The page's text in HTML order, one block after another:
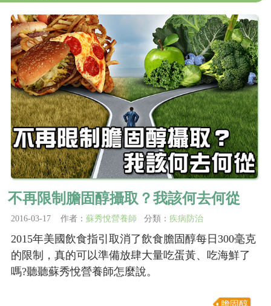
不再限制膽固醇攝取？我該何去何從
2016-03-17 作者： 蘇秀悅營養師 分類： 疾病防治
2015年美國飲食指引取消了飲食膽固醇每日300毫克
的限制，真的可以準備放肆大量吃蛋黃、吃海鮮了
嗎?聽聽蘇秀悅營養師怎麼說。